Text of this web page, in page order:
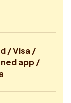
/ Visa /
app /